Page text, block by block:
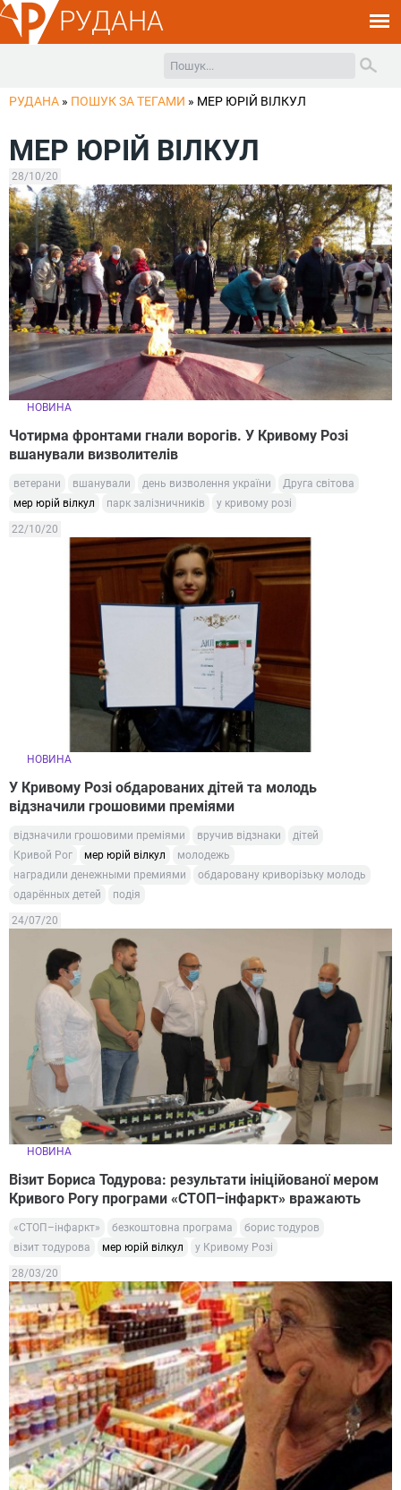
РУДАНА
РУДАНА » ПОШУК ЗА ТЕГАМИ » МЕР ЮРІЙ ВІЛКУЛ
МЕР ЮРІЙ ВІЛКУЛ
28/10/20
НОВИНА
Чотирма фронтами гнали ворогів. У Кривому Розі
вшанували визволителів
ветерани вшанували день визволення україни
Друга світова
мер юрій вілкул
парк залізничників у кривому розі
22/10/20
НОВИНА
У Кривому Розі обдарованих дітей та молодь
відзначили грошовими преміями
відзначили грошовими преміями вручив відзнаки
дітей
Кривой Рог
мер юрій вілкул
молодежь
наградили денежными премиями
обдаровану криворізьку молодь
одарённых детей
подія
24/07/20
НОВИНА
Візит Бориса Тодурова: результати ініційованої мером
Кривого Рогу програми «СТОП–інфаркт» вражають
«СТОП–інфаркт» безкоштовна програма
борис тодуров
візит тодурова
мер юрій вілкул у Кривому Розі
28/03/20